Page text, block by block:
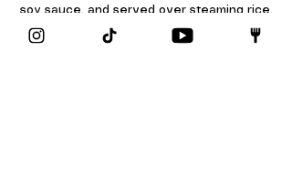
soy sauce, and served over steaming rice.
当店自慢の牛丼は、20年間変わらないメニューの1